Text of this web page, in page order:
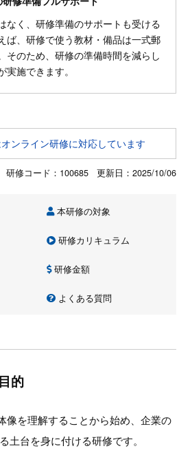
なく、研修準備のサポートも受ける
ば、研修で使う教材・備品は一式郵
そのため、研修の準備時間を減らし
施できます。
ンライン研修に対応しています
研修コード：100685 更新日： 2025/10/06
本研修の対象
研修カリキュラム
研修金額
よくある質問
的
像を理解することから始め、企業の
土台を身に付ける研修です。